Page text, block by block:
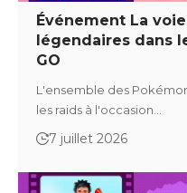
Événement La
légendaires dans
GO
L'ensemble des
les raids à l'occasion…
7 juillet 2026